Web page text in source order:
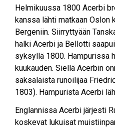
Helmikuussa 1800 Acerbi
kanssa lähti matkaan Oslon
Bergeniin. Siirryttyään
halki Acerbi ja Bellotti
syksyllä 1800. Hampurissa
kuukauden. Siellä Acerbin
saksalaista runoilijaa
1803). Hampurista Acerbi
Englannissa Acerbi järjesti
koskevat lukuisat